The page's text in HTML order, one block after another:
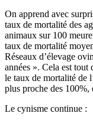
On apprend avec
taux de mortalité des
animaux sur 100
taux de mortalité
Réseaux d’élevage
années ». Cela est tout
le taux de mortalité de
plus proche des 100%,
Le cynisme continue :